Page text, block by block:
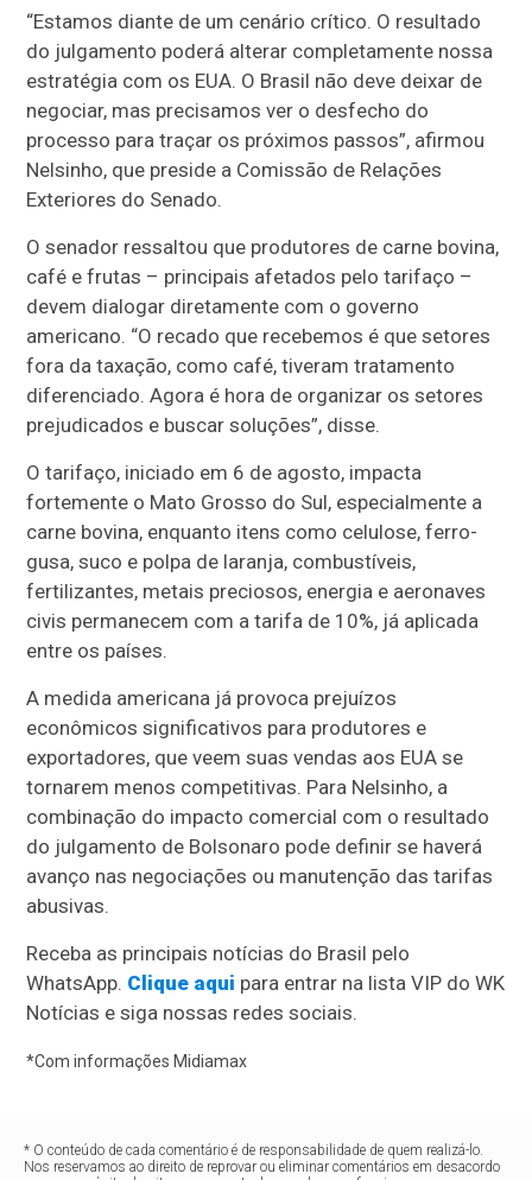
“Estamos diante de um cenário crítico. O resultado
do julgamento poderá alterar completamente nossa
estratégia com os EUA. O Brasil não deve deixar de
negociar, mas precisamos ver o desfecho do
processo para traçar os próximos passos”, afirmou
Nelsinho, que preside a Comissão de Relações
Exteriores do Senado.
O senador ressaltou que produtores de carne bovina,
café e frutas – principais afetados pelo tarifaço –
devem dialogar diretamente com o governo
americano. “O recado que recebemos é que setores
fora da taxação, como café, tiveram tratamento
diferenciado. Agora é hora de organizar os setores
prejudicados e buscar soluções”, disse.
O tarifaço, iniciado em 6 de agosto, impacta
fortemente o Mato Grosso do Sul, especialmente a
carne bovina, enquanto itens como celulose, ferro-
gusa, suco e polpa de laranja, combustíveis,
fertilizantes, metais preciosos, energia e aeronaves
civis permanecem com a tarifa de 10%, já aplicada
entre os países.
A medida americana já provoca prejuízos
econômicos significativos para produtores e
exportadores, que veem suas vendas aos EUA se
tornarem menos competitivas. Para Nelsinho, a
combinação do impacto comercial com o resultado
do julgamento de Bolsonaro pode definir se haverá
avanço nas negociações ou manutenção das tarifas
abusivas.
Receba as principais notícias do Brasil pelo
WhatsApp. Clique aqui para entrar na lista VIP do WK
Notícias e siga nossas redes sociais.
*Com informações Midiamax
* O conteúdo de cada comentário é de responsabilidade de quem realizá-lo.
Nos reservamos ao direito de reprovar ou eliminar comentários em desacordo